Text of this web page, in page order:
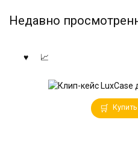
Недавно